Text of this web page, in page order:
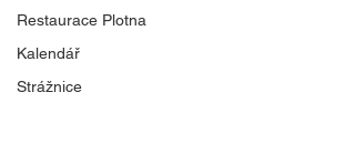
Restaurace Plotna
Kalendář
Strážnice